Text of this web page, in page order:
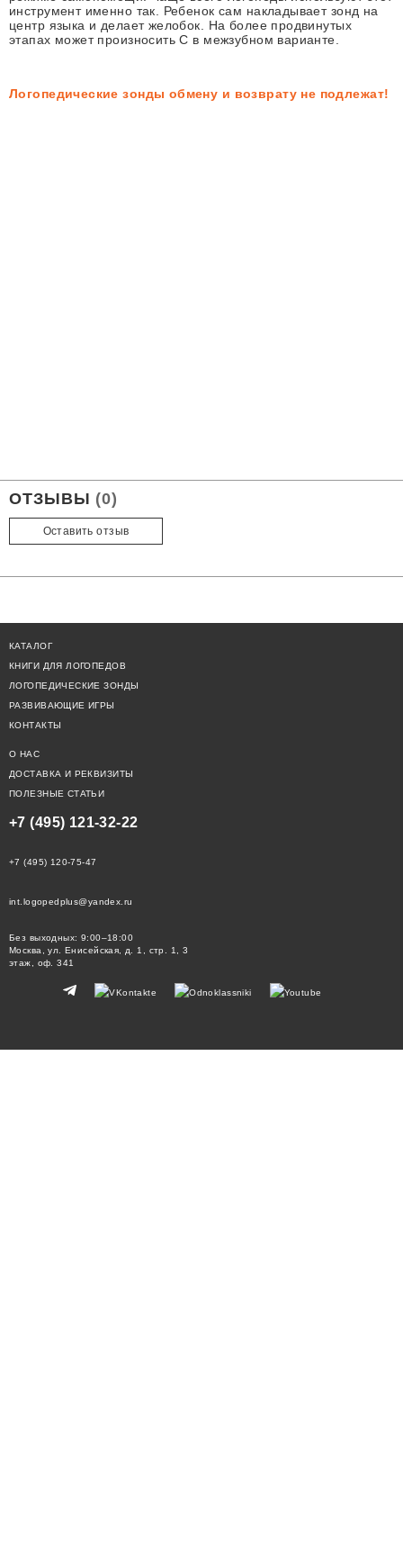
инструмент именно так. Ребенок сам накладывает зонд на
центр языка и делает желобок. На более продвинутых
этапах может произносить С в межзубном варианте.
Логопедические зонды обмену и возврату не подлежат!
ОТЗЫВЫ (0)
Оставить отзыв
КАТАЛОГ
КНИГИ ДЛЯ ЛОГОПЕДОВ
ЛОГОПЕДИЧЕСКИЕ ЗОНДЫ
РАЗВИВАЮЩИЕ ИГРЫ
КОНТАКТЫ
О НАС
ДОСТАВКА И РЕКВИЗИТЫ
ПОЛЕЗНЫЕ СТАТЬИ
+7 (495) 121-32-22
+7 (495) 120-75-47
int.logopedplus@yandex.ru
Без выходных: 9:00–18:00
Москва, ул. Енисейская, д. 1, стр. 1, 3
этаж, оф. 341